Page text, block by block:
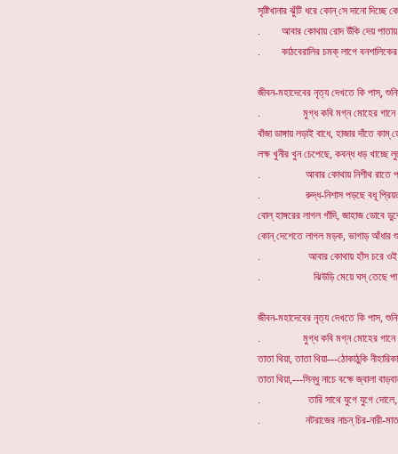
সৃষ্টিখানার ঝুঁটি ধরে কোন্ সে দানো দিচ্ছে
. আবার কোথায় রোদ উঁকি দেয় পাতায়
. কাঠবেরালির চমক্ লাগে বনশালিকের
জীবন-মহাদেবের নৃত্য দেখতে কি পাস্,
. মুগ্ধ কবি মগ্ন মোহের গানে
বাঁজা ডাঙ্গায় লড়াই বাধে, হাজার দাঁতে কাম্
লক্ষ খুনীর খুন চেপেছে, কবন্ধ ধড় খাচ্ছে
. আবার কোথায় নিশীথ রাতে
. রুদ্ধ-নিশাস পড়ছে বধূ
বোল্ হাঙ্গরের লাগল গাঁদি, জাহাজ ডোবে
কোন্ দেশেতে লাগল মড়ক, ভাগাড় আঁধার
. আবার কোথায় হাঁস চরে ওই
. ঝিউড়ি মেয়ে ঘস্ তেছে পা
জীবন-মহাদেবের নৃত্য দেখতে কি পাস,
. মুগ্ধ কবি মগ্ন মোহের গানে
তাতা থিয়া, তাতা থিয়া---ঠোকাঠুকি
তাতা থিয়া,---সিন্ধু নাচে বক্ষে জ্বালা
. তারি সাথে যুগে যুগে দোলে,
. নটরাজের নাচন্ চির-নারী-